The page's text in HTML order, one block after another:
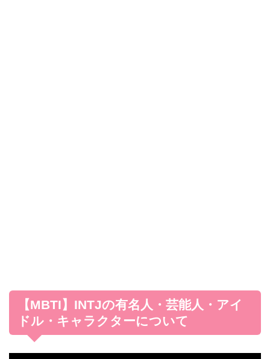
【MBTI】INTJの有名人・芸能人・アイ
ドル・キャラクターについて